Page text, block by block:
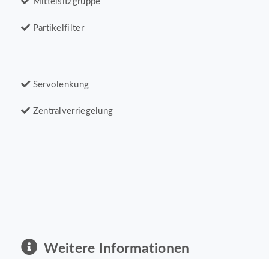
Partikelfilter
Servolenkung
Zentralverriegelung
Weitere Informationen